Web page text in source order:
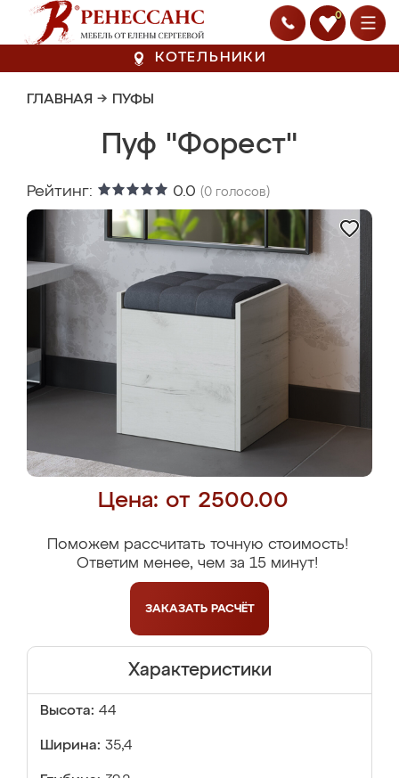
0
КОТЕЛЬНИКИ
ГЛАВНАЯ → ПУФЫ
Пуф "Форест"
Рейтинг: 0.0 (0 голосов)
Цена: от 2500.00
Поможем рассчитать точную стоимость!
Ответим менее, чем за 15 минут!
ЗАКАЗАТЬ РАСЧЁТ
Характеристики
Высота: 44
Ширина: 35,4